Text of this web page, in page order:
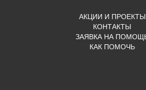
АКЦИИ И ПРОЕКТЫ
КОНТАКТЫ
ЗАЯВКА НА
КАК ПОМОЧЬ